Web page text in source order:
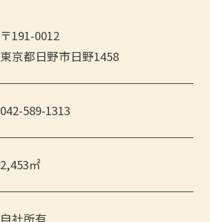
〒191-0012
東京都日野市日野1458
042-589-1313
2,453㎡
自社所有